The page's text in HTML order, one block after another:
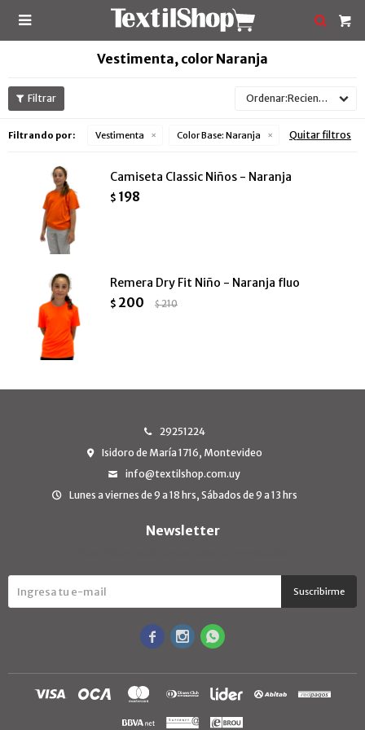

Vestimenta, color Naranja
Recientes
Filtrando por: Vestimenta Color Base: Naranja Quitar filtros
Camiseta Classic Niños - Naranja
$ 198
Remera Dry Fit Niño - Naranja fluo
$ 200 $210
29251224
Isidoro de María 1716, Montevideo
info@textilshop.com.uy
Lunes a viernes de 9 a 18 hrs, Sábados de 9 a 13 hrs
Newsletter
Suscribirme
  